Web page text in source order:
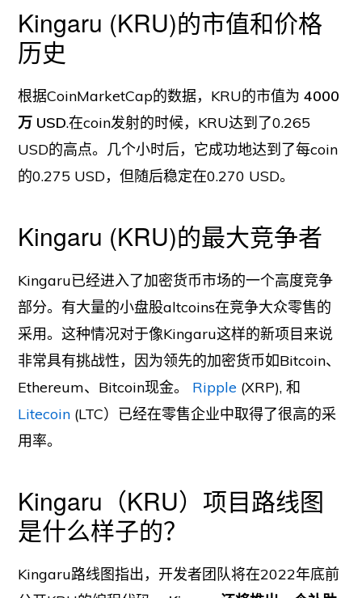
Kingaru (KRU)的市值和价格
历史
根据CoinMarketCap的数据，KRU的市值为4000
万 USD.在coin发射的时候，KRU达到了0.265
USD的高点。几个小时后，它成功地达到了每coin
的0.275 USD，但随后稳定在0.270 USD。
Kingaru (KRU)的最大竞争者
Kingaru已经进入了加密货币市场的一个高度竞争
部分。有大量的小盘股altcoins在竞争大众零售的
采用。这种情况对于像Kingaru这样的新项目来说
非常具有挑战性，因为领先的加密货币如Bitcoin、
Ethereum、Bitcoin现金。 Ripple (XRP), 和
Litecoin (LTC）已经在零售企业中取得了很高的采
用率。
Kingaru（KRU）项目路线图
是什么样子的？
Kingaru路线图指出，开发者团队将在2022年底前